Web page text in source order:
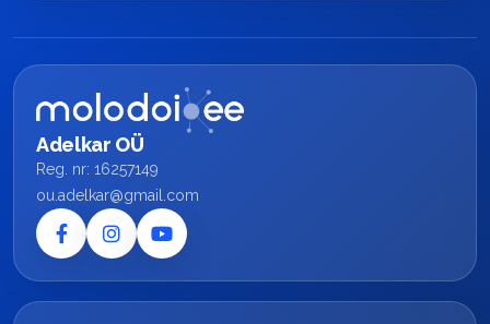
Adelkar OÜ
Reg. nr: 16257149
ou.adelkar@gmail.com